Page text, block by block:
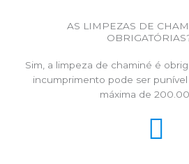
AS LIMPEZAS DE
Sim, a limpeza de chaminé é
incumprimento pode ser
máxima de